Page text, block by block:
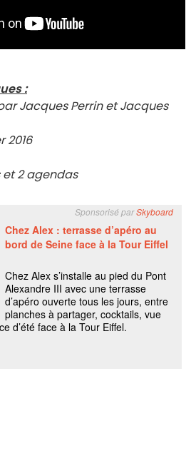
:
Jacques Perrin et Jacques
2016
et 2 agendas